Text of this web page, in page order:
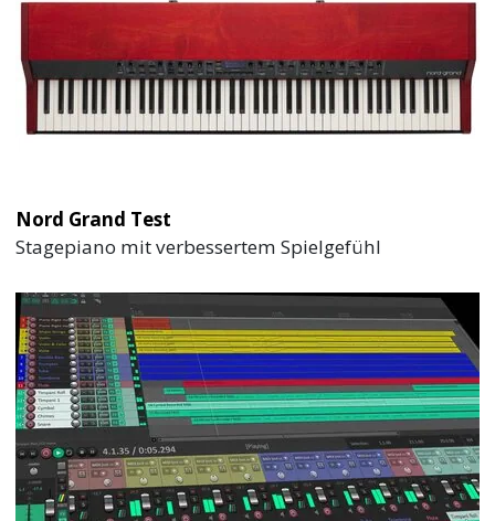
Nord Grand Test
Stagepiano mit verbessertem Spielgefühl